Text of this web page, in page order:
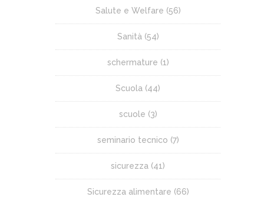
Salute e Welfare (56)
Sanità (54)
schermature (1)
Scuola (44)
scuole (3)
seminario tecnico (7)
sicurezza (41)
Sicurezza alimentare (66)